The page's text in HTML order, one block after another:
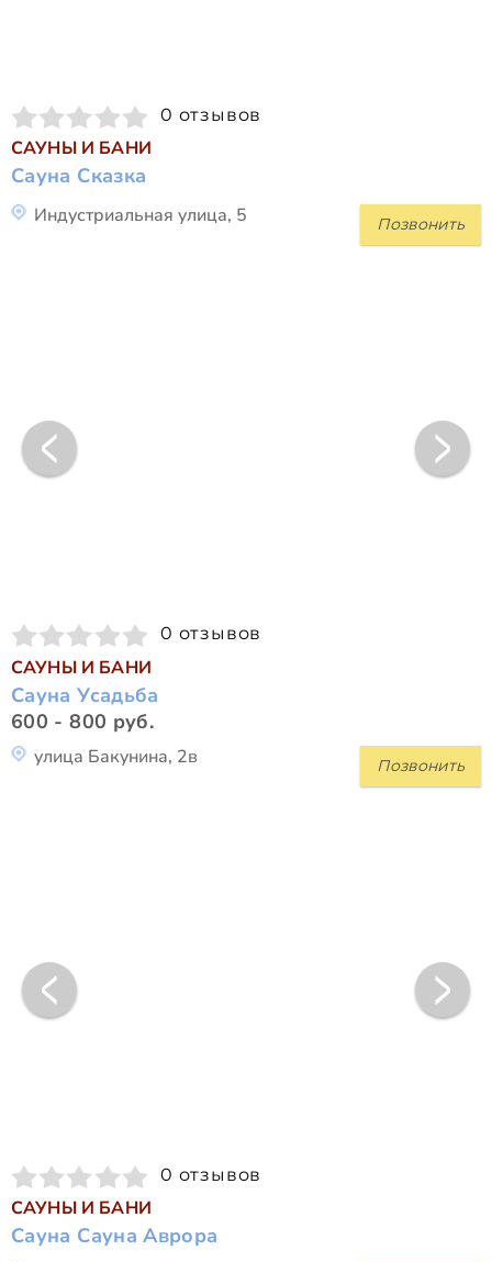
0 отзывов
САУНЫ И БАНИ
Сауна Сказка
Позвонить
Индустриальная улица, 5
0 отзывов
САУНЫ И БАНИ
Сауна Усадьба
600 - 800 руб.
Позвонить
улица Бакунина, 2в
0 отзывов
САУНЫ И БАНИ
Сауна Сауна Аврора